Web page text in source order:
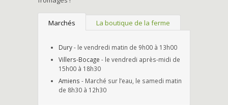
Marchés La boutique de la ferme
Dury- le vendredi matin de 9h00 à 13h00
Villers-Bocage - le vendredi après-midi de
15h00 à 18h30
Amiens - Marché sur l’eau, le samedi matin
de 8h30 à 12h30